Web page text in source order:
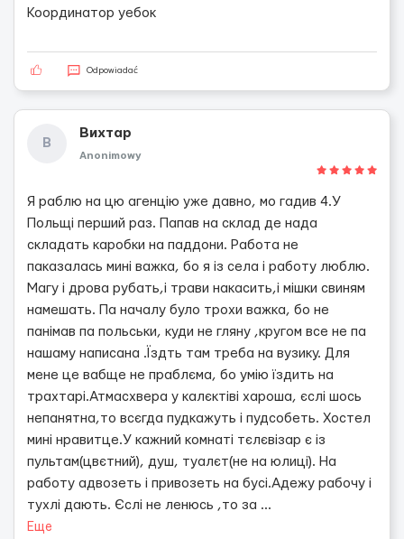
Координатор уебок
Odpowiadać
В
Вихтар
Anonimowy
Я раблю на цю агенцію уже давно, мо гадив 4.У
Польщі перший раз. Папав на склад де нада
складать каробки на паддони. Работа не
паказалась мині важка, бо я із села і работу люблю.
Магу і дрова рубать,і трави накасить,і мішки свиням
намешать. Па началу було трохи важка, бо не
панімав па польськи, куди не гляну ,кругом все не па
нашаму написана .Їздть там треба на вузику. Для
мене це вабще не праблєма, бо умію їздить на
трахтарі.Атмасхвера у калєктіві хароша, єслі шось
непанятна,то всєгда пудкажуть і пудсобеть. Хостел
мині нравитце.У кажний комнаті тєлєвізар є із
пультам(цвєтний), душ, туалєт(не на юлиці). На
работу адвозеть і привозеть на бусі.Адежу рабочу і
тухлі дають. Єслі не ленюсь ,то за ...
Еще